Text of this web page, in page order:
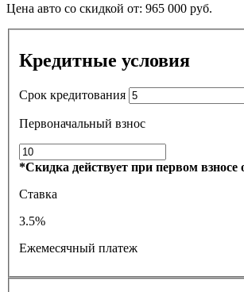
Цена авто со скидкой от: 965 000 руб.
Кредитные условия
Срок кредитования
Первоначальный взнос
*Скидка действует при первом взносе
Ставка
3.5%
Ежемесячный платеж